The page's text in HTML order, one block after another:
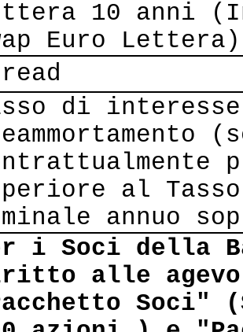
10 anni
Euro Lettera)
di
al
annuo
i Soci della
alle
Soci"